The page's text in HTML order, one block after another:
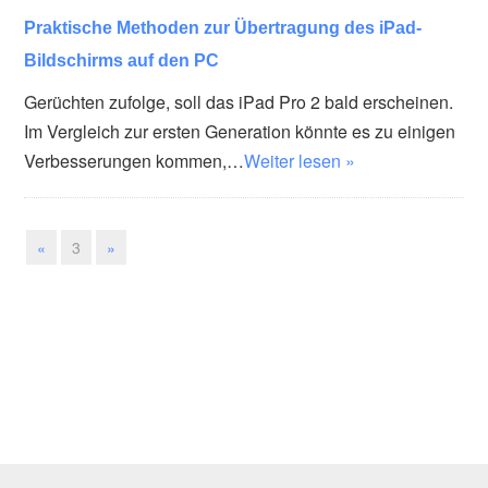
Praktische Methoden zur Übertragung des iPad-
Bildschirms auf den PC
Gerüchten zufolge, soll das iPad Pro 2 bald erscheinen.
Im Vergleich zur ersten Generation könnte es zu einigen
Verbesserungen kommen,…Weiter lesen »
« 3 »